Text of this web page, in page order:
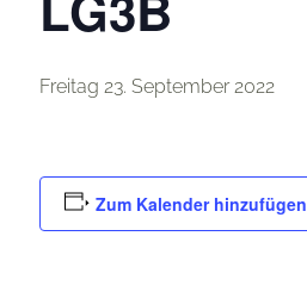
Freitag 23. September 2022
Zum Kalender hinzufügen